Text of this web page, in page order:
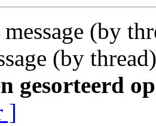
(by
(by
gesorteerd
]